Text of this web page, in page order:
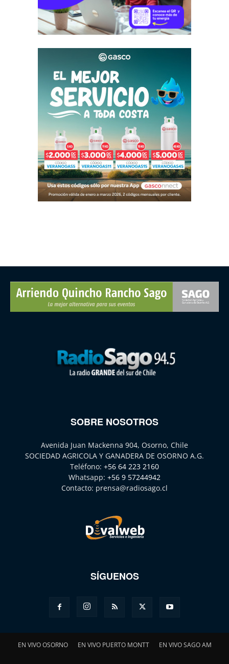
SOBRE NOSOTROS
Avenida Juan Mackenna 904, Osorno, Chile
SOCIEDAD AGRICOLA Y GANADERA DE OSORNO A.G.
Teléfono: +56 64 223 2160
Whatsapp: +56 9 57244942
Contacto: prensa@radiosago.cl
SÍGUENOS
EN VIVO OSORNO EN VIVO PUERTO MONTT EN VIVO SAGO AM